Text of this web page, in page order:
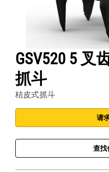
GSV520 5 叉
抓斗
桔皮式抓斗
请
查找